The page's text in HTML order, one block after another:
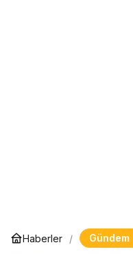
Haberler Gündem